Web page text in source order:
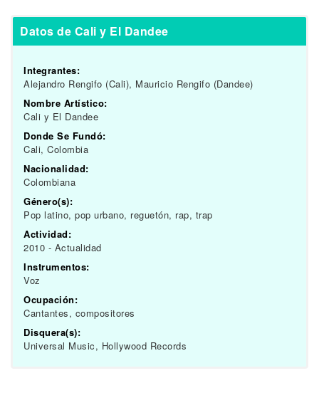
Datos de Cali y El Dandee
Integrantes:
Alejandro Rengifo (Cali), Mauricio Rengifo (Dandee)
Nombre Artístico:
Cali y El Dandee
Donde Se Fundó:
Cali, Colombia
Nacionalidad:
Colombiana
Género(s):
Pop latino, pop urbano, reguetón, rap, trap
Actividad:
2010 - Actualidad
Instrumentos:
Voz
Ocupación:
Cantantes, compositores
Disquera(s):
Universal Music, Hollywood Records